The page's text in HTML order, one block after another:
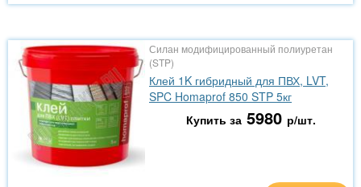
Силан модифицированный полиуретан
(STP)
Клей 1K гибридный для ПВХ, LVT,
SPC Homaprof 850 STP 5кг
Купить за 5980 р/шт.